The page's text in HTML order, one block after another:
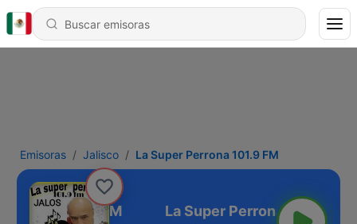
Emisoras Jalisco La Super Perrona 101.9 FM
101.9 FM